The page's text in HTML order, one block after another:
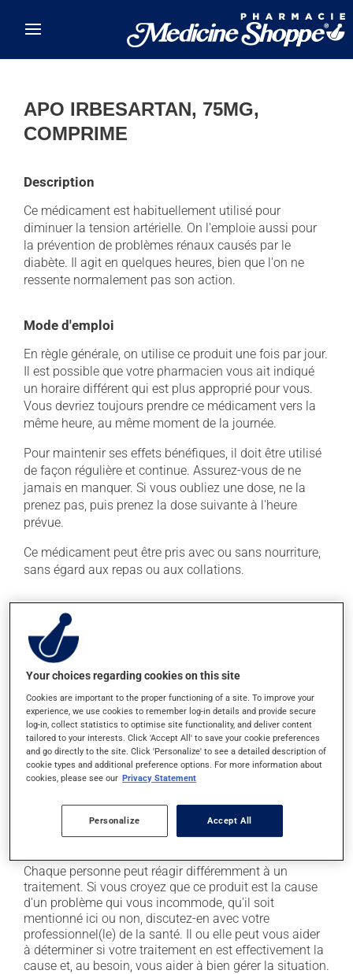
APO IRBESARTAN, 75MG,
COMPRIME
Description
Ce médicament est habituellement utilisé pour
diminuer la tension artérielle. On l'emploie aussi pour
la prévention de problèmes rénaux causés par le
diabète. Il agit en quelques heures, bien que l'on ne
ressente normalement pas son action.
Mode d'emploi
En règle générale, on utilise ce produit une fois par jour.
Il est possible que votre pharmacien vous ait indiqué
un horaire différent qui est plus approprié pour vous.
Vous devriez toujours prendre ce médicament vers la
même heure, au même moment de la journée.
Pour maintenir ses effets bénéfiques, il doit être utilisé
de façon régulière et continue. Assurez-vous de ne
jamais en manquer. Si vous oubliez une dose, ne la
prenez pas, puis prenez la dose suivante à l'heure
prévue.
Ce médicament peut être pris avec ou sans nourriture,
sans égard aux repas ou aux collations.
Effets indésirables
En plus de ses effets recherchés, ce produit peut à
l'occasion entraîner certains effets indésirables (effets
secondaires), notamment :
il peut causer des maux de tête;
il peut causer de la diarrhée;
il peut causer des étourdissements - levez-vous
lentement et soyez prudent avant de prendre le
volant;
il peut causer une fatigue inhabituelle;
occasionnellement, il peut provoquer une toux sèche
- contactez-nous si cela vous incommode.
Chaque personne peut réagir différemment à un
traitement. Si vous croyez que ce produit est la cause
d'un problème qui vous incommode, qu'il soit
mentionné ici ou non, discutez-en avec votre
professionnel(le) de la santé. Il ou elle peut vous aider
à déterminer si votre traitement en est effectivement la
cause et, au besoin, vous aider à bien gérer la situation.
Your choices regarding cookies on this site
Cookies are important to the proper functioning of a site. To improve your
experience, we use cookies to remember log-in details and provide secure
log-in, collect statistics to optimise site functionality, and deliver content
tailored to your interests. Click 'Accept All' to save your cookie preferences
and go directly to the site. Click 'Personalize' to see a detailed description of
cookie types and additional preference options. For more information about
cookies, please see our Privacy Statement
Personalize Accept All